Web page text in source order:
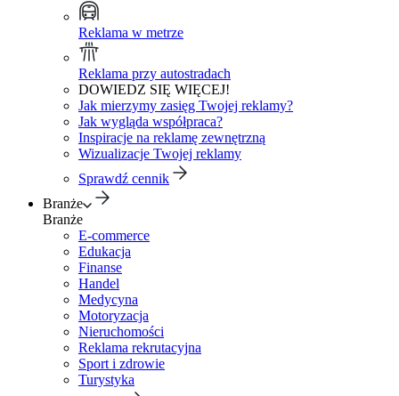
Reklama w metrze
Reklama przy autostradach
DOWIEDZ SIĘ WIĘCEJ!
Jak mierzymy zasięg Twojej reklamy?
Jak wygląda współpraca?
Inspiracje na reklamę zewnętrzną
Wizualizacje Twojej reklamy
Sprawdź cennik
Branże
Branże
E-commerce
Edukacja
Finanse
Handel
Medycyna
Motoryzacja
Nieruchomości
Reklama rekrutacyjna
Sport i zdrowie
Turystyka